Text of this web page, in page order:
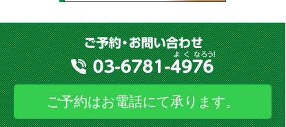
ご予約はお電話にて承ります。